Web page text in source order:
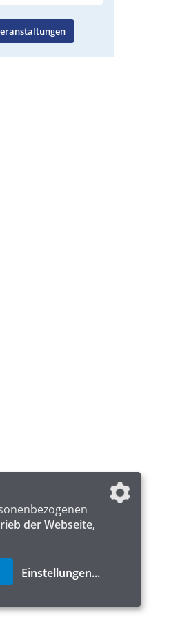
der Webseite,
Einstellungen...